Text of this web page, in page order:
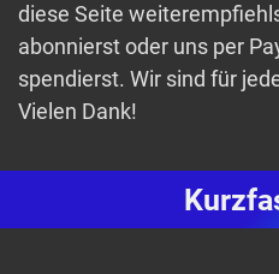
diese Seite
abonnierst oder uns per
spendierst. Wir sind für
Vielen Dank!